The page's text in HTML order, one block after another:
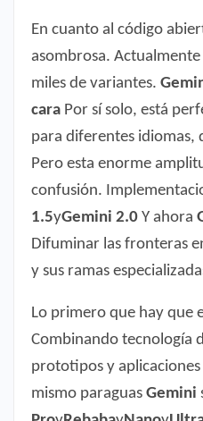
En cuanto al código
asombrosa. Actualmente
miles de variantes.
cara Por sí solo, está
para diferentes idiomas,
Pero esta enorme
confusión.
1.5yGemini 2.0 Y ahora
Difuminar las fronteras
y sus ramas
Lo primero que hay que
Combinando tecnología
prototipos y
mismo paraguas Gemini